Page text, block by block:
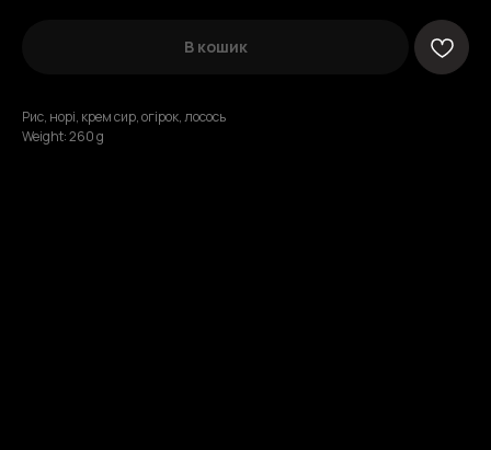
В кошик
Рис, норі, крем сир, огірок, лосось
Weight: 260 g